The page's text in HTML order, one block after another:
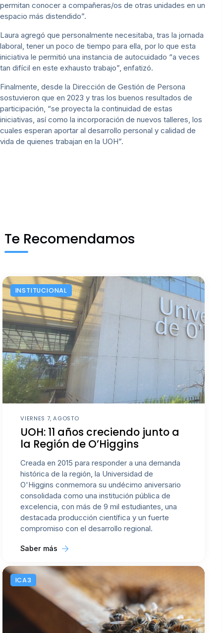
permitan conocer a compañeras/os de otras unidades en un
espacio más distendido”.
Laura agregó que personalmente necesitaba, tras la jornada
laboral, tener un poco de tiempo para ella, por lo que esta
iniciativa le permitió una instancia de autocuidado “a veces
tan difícil en este exhausto trabajo”, enfatizó.
Finalmente, desde la Dirección de Gestión de Persona
sostuvieron que en 2023 y tras los buenos resultados de
participación, “se proyecta la continuidad de estas
iniciativas, así como la incorporación de nuevos talleres, los
cuales esperan aportar al desarrollo personal y calidad de
vida de quienes trabajan en la UOH”.
Te Recomendamos
INSTITUCIONAL
VIERNES 7, AGOSTO
UOH: 11 años creciendo junto a
la Región de O’Higgins
Creada en 2015 para responder a una demanda
histórica de la región, la Universidad de
O'Higgins conmemora su undécimo aniversario
consolidada como una institución pública de
excelencia, con más de 9 mil estudiantes, una
destacada producción científica y un fuerte
compromiso con el desarrollo regional.
Saber más
ICA3